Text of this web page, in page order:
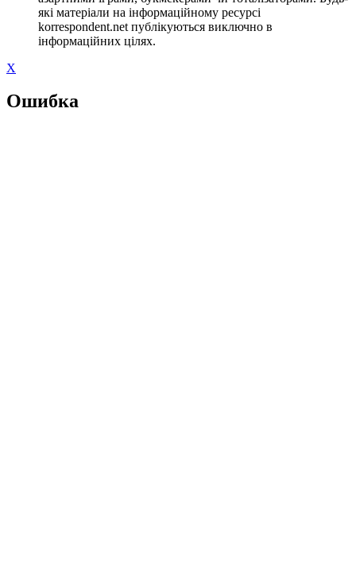
які матеріали на інформаційному ресурсі
korrespondent.net публікуються виключно в
інформаційних цілях.
X
Ошибка